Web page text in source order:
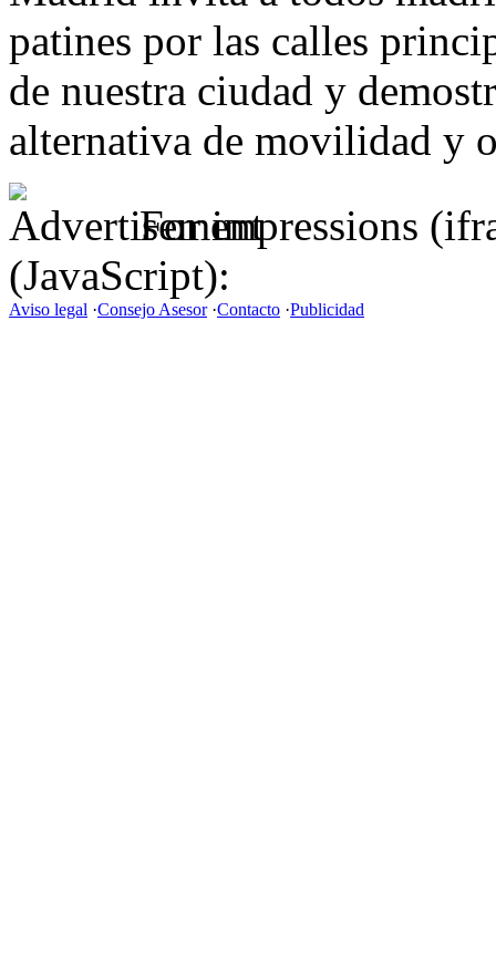
patines por las calles
de nuestra ciudad y
alternativa de movilidad y
For impressions
(JavaScript):
Aviso legal ·Consejo Asesor·Contacto ·Publicidad